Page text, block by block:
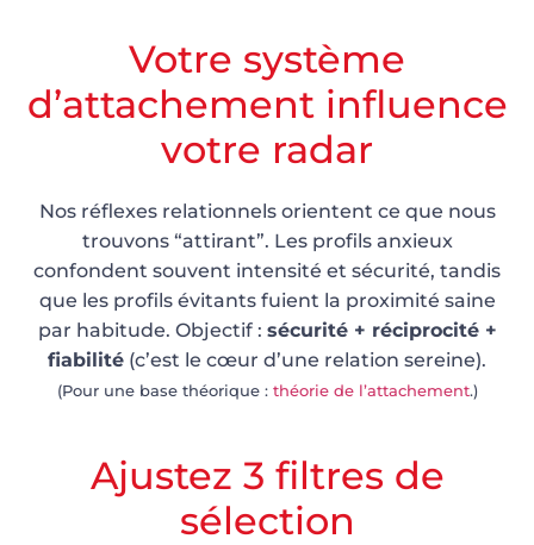
Votre système
d’attachement influence
votre radar
Nos réflexes relationnels orientent ce que nous
trouvons “attirant”. Les profils anxieux
confondent souvent intensité et sécurité, tandis
que les profils évitants fuient la proximité saine
par habitude. Objectif : sécurité + réciprocité +
fiabilité (c’est le cœur d’une relation sereine).
(Pour une base théorique : théorie de l’attachement.)
Ajustez 3 filtres de
sélection